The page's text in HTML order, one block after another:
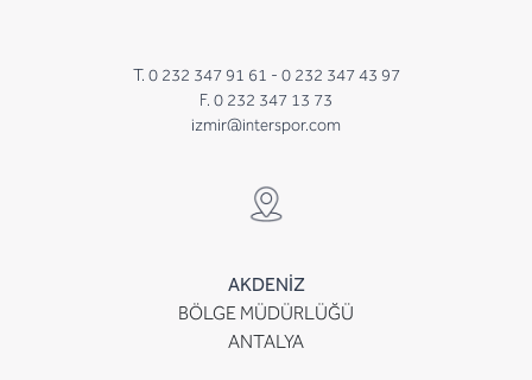
T. 0 232 347 91 61 - 0 232 347 43 97
F. 0 232 347 13 73
izmir@interspor.com
AKDENİZ
BÖLGE MÜDÜRLÜĞÜ
ANTALYA